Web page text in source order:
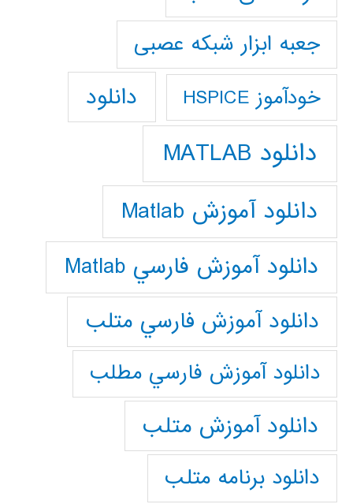
جعبه ابزار شبکه عصبی
خودآموز HSPICE دانلود
دانلود MATLAB
دانلود آموزش Matlab
دانلود آموزش فارسي Matlab
دانلود آموزش فارسي متلب
دانلود آموزش فارسي مطلب
دانلود آموزش متلب
دانلود برنامه متلب